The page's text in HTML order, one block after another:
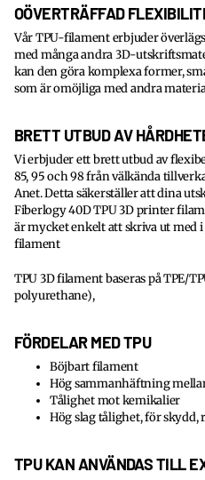
OÖVERTRÄFFAD
Vår TPU-filament erbjuder
med många andra 3D-
kan den göra komplexa former,
som är omöjliga med andra
BRETT UTBUD AV
Vi erbjuder ett brett utbud av
85, 95 och 98 från välkända
Anet. Detta säkerställer att dina
Fiberlogy 40D TPU 3D printer
är mycket enkelt att skriva ut med
filament
TPU 3D filament baseras på TPE/
polyurethane),
FÖRDELAR MED TPU
Böjbart filament
Hög sammanhäftning
Tålighet mot kemikalier
Hög slag tålighet, för skydd,
TPU KAN ANVÄNDAS TILL